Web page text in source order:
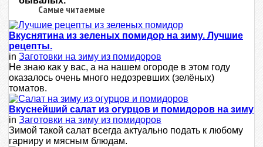
Самые читаемые
Вкуснятина из зеленых помидор на зиму. Лучшие
рецепты.
in Заготовки на зиму из помидоров
Не знаю как у вас, а на нашем огороде в этом году
оказалось очень много недозревших (зелёных)
томатов.
Вкуснейший салат из огурцов и помидоров на зиму
in Заготовки на зиму из помидоров
Зимой такой салат всегда актуально подать к любому
гарниру и мясным блюдам.